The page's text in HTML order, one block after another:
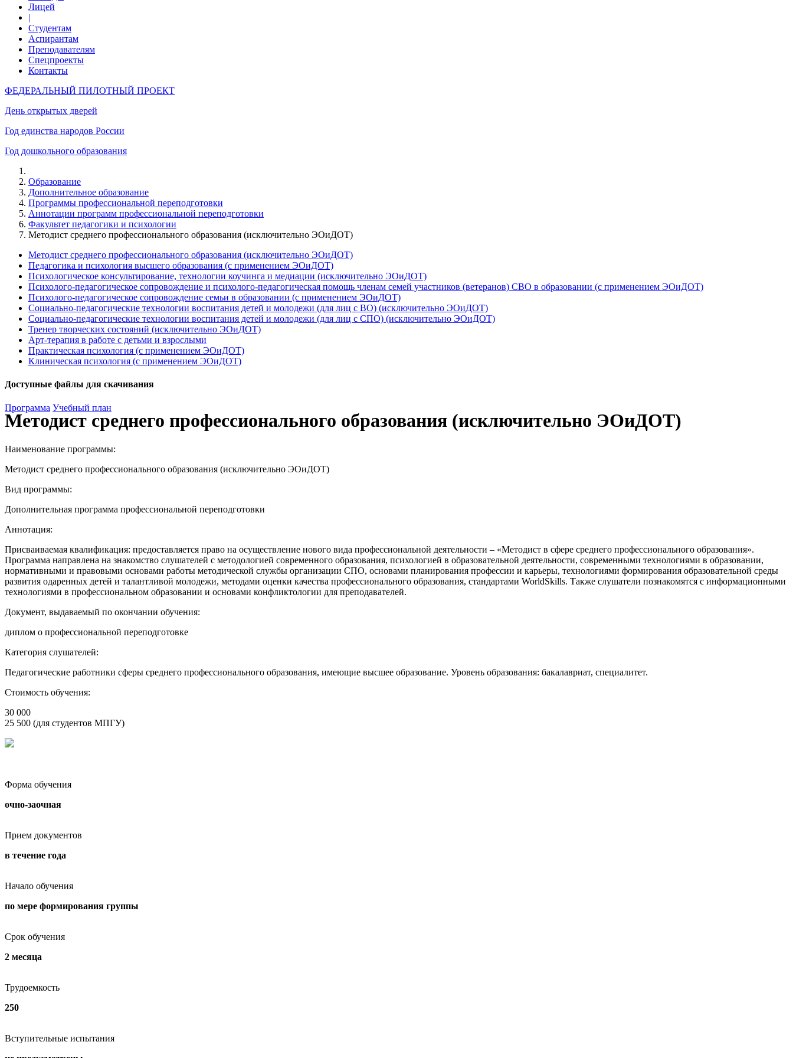
Лицей
|
Студентам
Аспирантам
Преподавателям
Спецпроекты
Контакты
ФЕДЕРАЛЬНЫЙ ПИЛОТНЫЙ ПРОЕКТ
День открытых дверей
Год единства народов России
Год дошкольного образования
Образование
Дополнительное образование
Программы профессиональной переподготовки
Аннотации программ профессиональной переподготовки
Факультет педагогики и психологии
Методист среднего профессионального образования (исключительно ЭОиДОТ)
Методист среднего профессионального образования (исключительно ЭОиДОТ)
Педагогика и психология высшего образования (с применением ЭОиДОТ)
Психологическое консультирование, технологии коучинга и медиации (исключительно ЭОиДОТ)
Психолого-педагогическое сопровождение и психолого-педагогическая помощь членам семей участников (ветеранов) СВО в образовании (с применением ЭОиДОТ)
Психолого-педагогическое сопровождение семьи в образовании (с применением ЭОиДОТ)
Социально-педагогические технологии воспитания детей и молодежи (для лиц с ВО) (исключительно ЭОиДОТ)
Социально-педагогические технологии воспитания детей и молодежи (для лиц с СПО) (исключительно ЭОиДОТ)
Тренер творческих состояний (исключительно ЭОиДОТ)
Арт-терапия в работе с детьми и взрослыми
Практическая психология (с применением ЭОиДОТ)
Клиническая психология (с применением ЭОиДОТ)
Доступные файлы для скачивания
Программа Учебный план
Методист среднего профессионального образования (исключительно ЭОиДОТ)
Наименование программы:
Методист среднего профессионального образования (исключительно ЭОиДОТ)
Вид программы:
Дополнительная программа профессиональной переподготовки
Аннотация:
Присваиваемая квалификация: предоставляется право на осуществление нового вида профессиональной деятельности – «Методист в сфере среднего профессионального образования».
Программа направлена на знакомство слушателей с методологией современного образования, психологией в образовательной деятельности, современными технологиями в образовании,
нормативными и правовыми основами работы методической службы организации СПО, основами планирования профессии и карьеры, технологиями формирования образовательной среды
развития одаренных детей и талантливой молодежи, методами оценки качества профессионального образования, стандартами WorldSkills. Также слушатели познакомятся с информационными
технологиями в профессиональном образовании и основами конфликтологии для преподавателей.
Документ, выдаваемый по окончании обучения:
диплом о профессиональной переподготовке
Категория слушателей:
Педагогические работники сферы среднего профессионального образования, имеющие высшее образование. Уровень образования: бакалавриат, специалитет.
Стоимость обучения:
30 000
25 500 (для студентов МПГУ)
Форма обучения
очно-заочная
Прием документов
в течение года
Начало обучения
по мере формирования группы
Срок обучения
2 месяца
Трудоемкость
250
Вступительные испытания